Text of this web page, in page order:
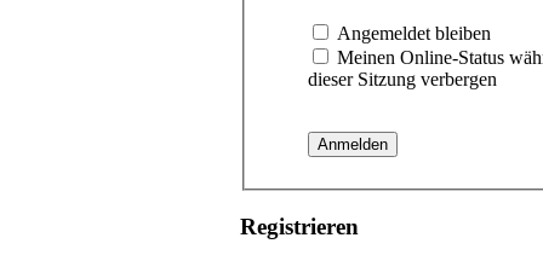
Angemeldet bleiben
Meinen Online-Status
dieser Sitzung verbergen
Registrieren